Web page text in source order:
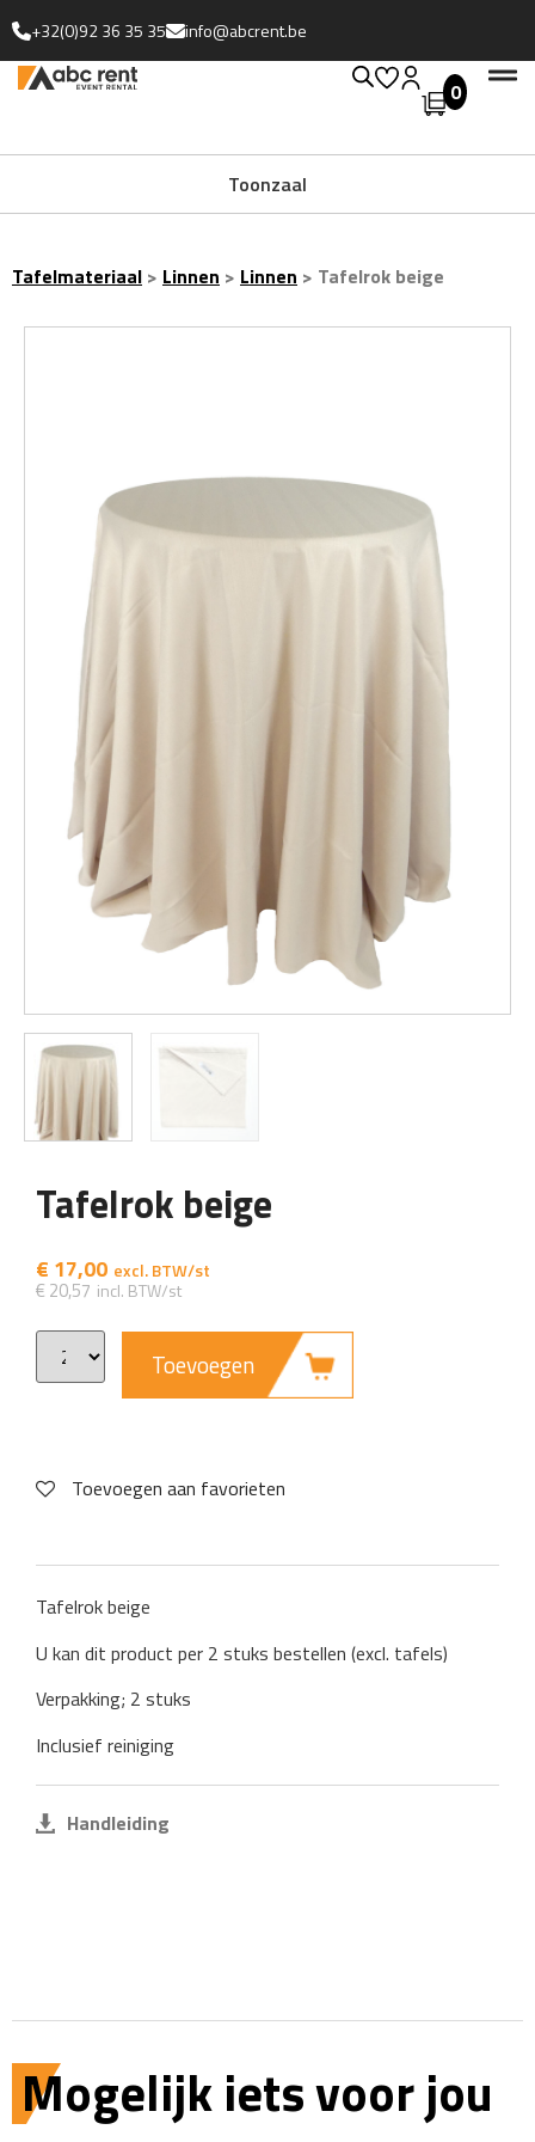
+32(0)92 36 35 35 info@abcrent.be
0
Toonzaal
Uitgebreide collectie
Tafelmateriaal > Linnen > Linnen > Tafelrok beige
Tafelrok beige
€ 17,00
€ 20,57
Toevoegen
Toevoegen aan favorieten
Tafelrok beige
U kan dit product per 2 stuks bestellen (excl. tafels)
Verpakking; 2 stuks
Inclusief reiniging
Handleiding
Mogelijk iets voor jou